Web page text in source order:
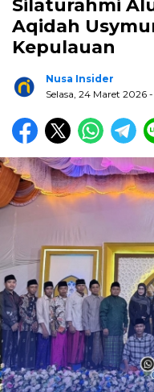
Silaturahmi
Aqidah
Kepulauan
Nusa Insider
Selasa, 24 Maret 2026